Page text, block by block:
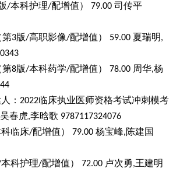
/本科护理/配增值） 79.00 司传平
第3版/高职影像/配增值） 59.00 夏瑞明,
第8版/本科药学/配增值） 78.00 周华,杨
： 2022临床执业医师资格考试冲刺模考
吴春虎,李晗歌 9787117324076
临床/配增值） 79.00 杨宝峰,陈建国
本科护理/配增值） 72.00 卢次勇,王建明